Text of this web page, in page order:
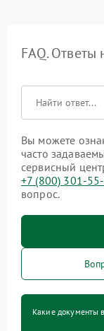
FAQ.
Вы можете
часто
сервисный
+7 (800) 301-
вопрос.
Какие документы